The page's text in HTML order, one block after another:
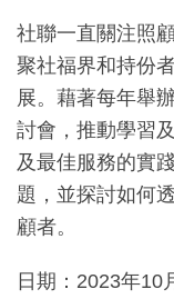
社聯一直關注照
聚社福界和持份
展。藉著每年舉
討會，推動學習
及最佳服務的實
題，並探討如何
顧者。
日期：2023年10